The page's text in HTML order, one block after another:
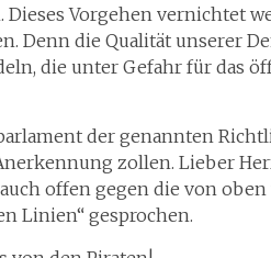
Vorgehen vernichtet
Denn die Qualität unserer
die unter Gefahr für das
der genannten
zollen. Lieber
offen gegen die von
Linien“ gesprochen.